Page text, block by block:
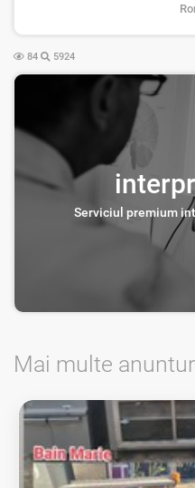
84 5924
Serviciul premium
Mai multe